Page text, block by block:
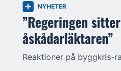
NYHETER
”Regeringen
åskådarläktaren”
Reaktioner på byggkris-